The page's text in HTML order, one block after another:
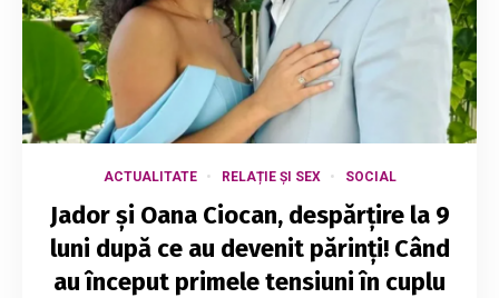
ACTUALITATE RELAȚIE ȘI SEX SOCIAL
Jador și Oana Ciocan, despărțire la 9
luni după ce au devenit părinți! Când
au început primele tensiuni în cuplu